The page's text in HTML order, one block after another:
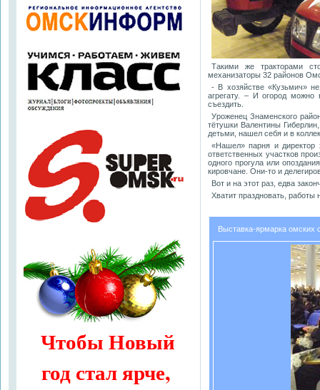
Чтобы Новый
год стал ярче,
Такими же тракторами
механизаторы 32 районов
- В хозяйстве «Кузьмич»
агрегату. – И огород можно
съездить.
Уроженец Знаменского
тётушки Валентины
детьми, нашел себя и в
«Нашел» парня и директор
ответственных участков
одного прогула или
кировчане. Они-то и
Вот и на этот раз, едва
Хватит праздновать, работы
Выставка-ярмарка омских